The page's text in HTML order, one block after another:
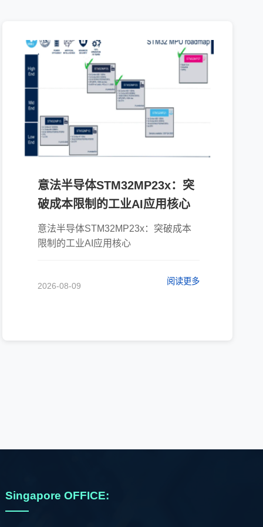
意法半导体STM32MP23x：突
破成本限制的工业AI应用核心
意法半导体STM32MP23x：突破成本
限制的工业AI应用核心
2026-08-09 阅读更多
Singapore OFFICE: